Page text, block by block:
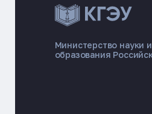
Министерство науки
образования